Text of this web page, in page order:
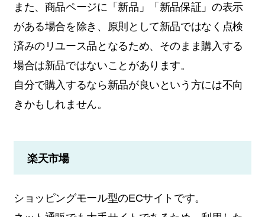
また、商品ページに「新品」「新品保証」の表示
がある場合を除き、原則として新品ではなく点検
済みのリユース品となるため、そのまま購入する
場合は新品ではないことがあります。
自分で購入するなら新品が良いという方には不向
きかもしれません。
楽天市場
ショッピングモール型のECサイトです。